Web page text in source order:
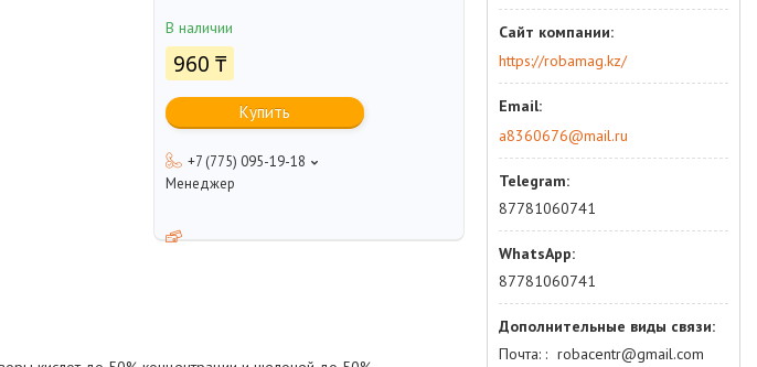
В наличии
960 ₸
Купить
+7 (775) 095-19-18
Менеджер
https://robamag.kz/
a8360676@mail.ru
87781060741
87781060741
Почта:
robacentr@gmail.com